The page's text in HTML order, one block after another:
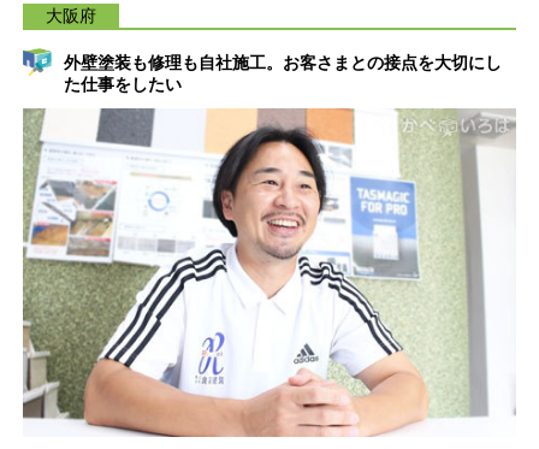
大阪府
外壁塗装も修理も自社施工。お客さまとの接点を大切にし
た仕事をしたい